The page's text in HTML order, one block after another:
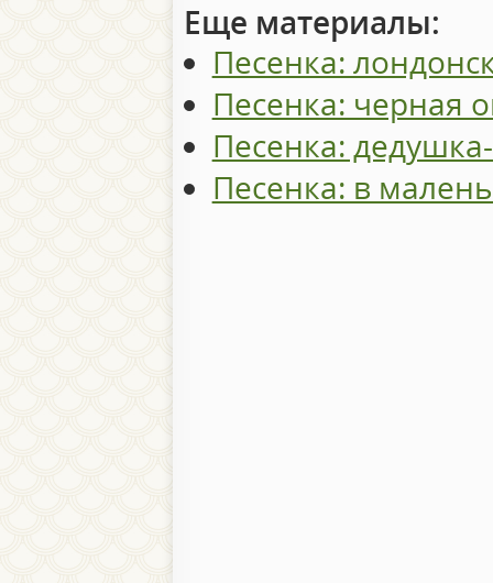
Еще материалы:
Песенка:
Песенка: черная
Песенка:
Песенка: в